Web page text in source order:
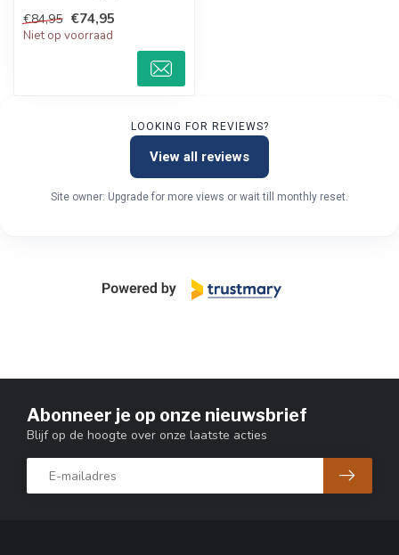
Ice gla...
€84,95 €74,95
Niet op voorraad
LOOKING FOR REVIEWS?
View all reviews
Site owner: Upgrade for more views or wait till monthly reset.
Abonneer je op onze nieuwsbrief
Blijf op de hoogte over onze laatste acties